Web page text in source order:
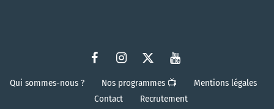
Qui sommes-nous ? Nos programmes 📺
Mentions légales
Contact
Recrutement